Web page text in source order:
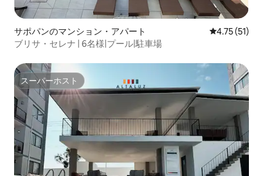
サポパンのマンション・アパート レビュー51
4.75 (51)
ブリサ・セレナ | 6名様|プール|駐車場
スーパーホスト
スーパーホスト